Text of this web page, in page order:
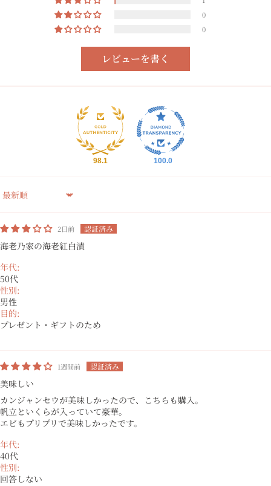
0
0
レビューを書く
98.1 100.0
Sort by
2日前
海老乃家の海老紅白漬
年代:
50代
性別:
男性
目的:
プレゼント・ギフトのため
1週間前
美味しい
カンジャンセウが美味しかったので、こちらも購入。
帆立といくらが入っていて豪華。
エビもプリプリで美味しかったです。
年代:
40代
性別:
回答しない